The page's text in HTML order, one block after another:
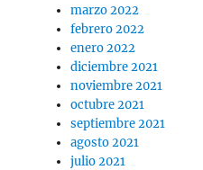
marzo 2022
febrero 2022
enero 2022
diciembre 2021
noviembre 2021
octubre 2021
septiembre 2021
agosto 2021
julio 2021